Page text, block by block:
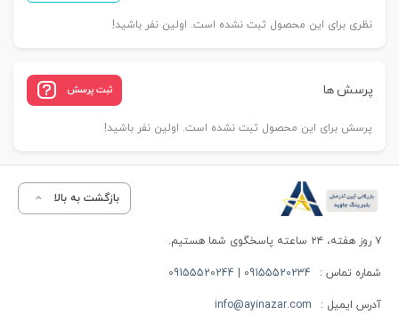
نظری برای این محصول ثبت نشده است. اولین نفر باشید!
پرسش ها ثبت پرسش
پرسش برای این محصول ثبت نشده است. اولین نفر باشید!
بازگشت به بالا
۷ روز هفته، ۲۴ ساعته پاسخگوی شما هستیم.
شماره تماس : 09155520234 | 09155520244
آدرس ایمیل : info@ayinazar.com